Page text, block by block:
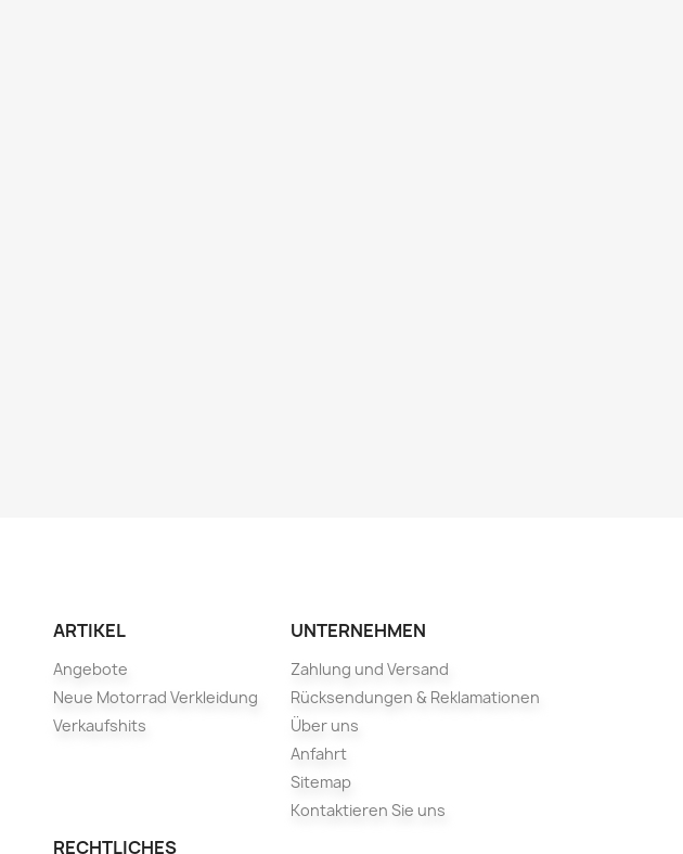
ARTIKEL
Angebote
Neue Motorrad Verkleidung
Verkaufshits
UNTERNEHMEN
Zahlung und Versand
Rücksendungen & Reklamationen
Über uns
Anfahrt
Sitemap
Kontaktieren Sie uns
RECHTLICHES